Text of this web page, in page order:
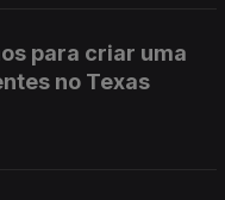
para criar uma
no Texas